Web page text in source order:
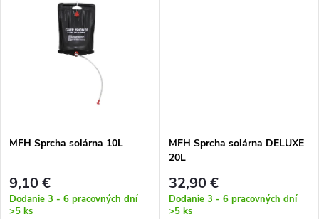
o
v
v
MFH Sprcha solárna 10L
9,10 €
Dodanie 3 - 6 pracovných dní
>5 ks
MFH Sprcha solárna DELUXE
20L
32,90 €
Dodanie 3 - 6 pracovných dní
>5 ks